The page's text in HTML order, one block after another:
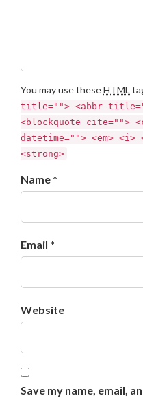
You may use theseHTML
title=""> <abbr
<blockquote cite="">
datetime=""> <em>
<strong>
Name *
Email *
Website
Save my name, email,